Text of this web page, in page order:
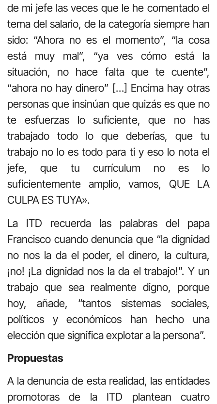
de mi jefe las veces que le he comentado el
tema del salario, de la categoría siempre han
sido: “Ahora no es el momento”, “la cosa
está muy mal”, “ya ves cómo está la
situación, no hace falta que te cuente”,
“ahora no hay dinero” […] Encima hay otras
personas que insinúan que quizás es que no
te esfuerzas lo suficiente, que no has
trabajado todo lo que deberías, que tu
trabajo no lo es todo para ti y eso lo nota el
jefe, que tu currículum no es lo
suficientemente amplio, vamos, QUE LA
CULPA ES TUYA».
La ITD recuerda las palabras del papa
Francisco cuando denuncia que “la dignidad
no nos la da el poder, el dinero, la cultura,
¡no! ¡La dignidad nos la da el trabajo!”. Y un
trabajo que sea realmente digno, porque
hoy, añade, “tantos sistemas sociales,
políticos y económicos han hecho una
elección que significa explotar a la persona”.
Propuestas
A la denuncia de esta realidad, las entidades
promotoras de la ITD plantean cuatro